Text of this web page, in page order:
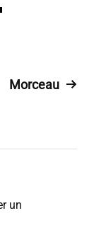
Morceau
un